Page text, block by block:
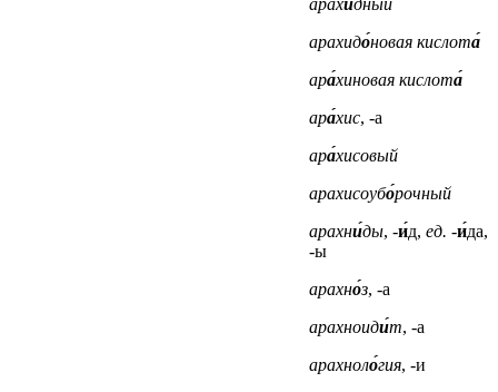
арахи́дный
арахидо́новая кислота́
ара́хиновая кислота́
ара́хис, -а
ара́хисовый
арахисоубо́рочный
арахни́ды, -и́д, ед. -и́да,
-ы
арахно́з, -а
арахноиди́т, -а
арахноло́гия, -и